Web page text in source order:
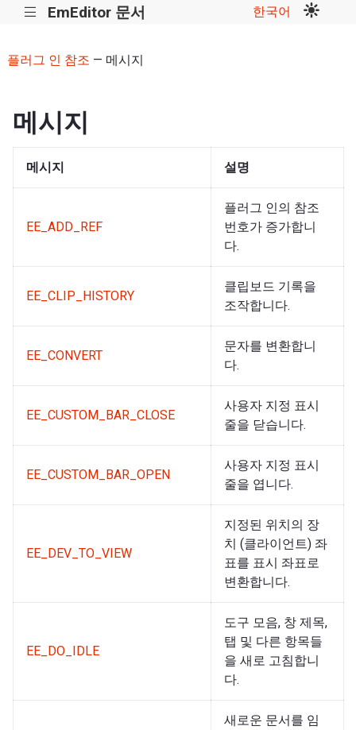
||| EmEditor 문서 한국어
플러그 인 참조 — 메시지
메시지
메시지 설명
EE_ADD_REF
플러그 인의 참조
번호가 증가합니
다.
EE_CLIP_HISTORY
클립보드 기록을
조작합니다.
EE_CONVERT
문자를 변환합니
다.
EE_CUSTOM_BAR_CLOSE
사용자 지정 표시
줄을 닫습니다.
EE_CUSTOM_BAR_OPEN
사용자 지정 표시
줄을 엽니다.
EE_DEV_TO_VIEW
지정된 위치의 장
치 (클라이언트) 좌
표를 표시 좌표로
변환합니다.
EE_DO_IDLE
도구 모음, 창 제목,
탭 및 다른 항목들
을 새로 고침합니
다.
새로운 문서를 임